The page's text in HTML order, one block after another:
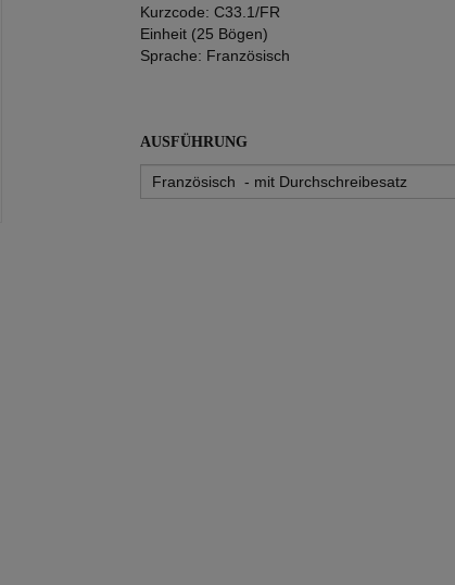
Kurzcode: C33.1/FR
Einheit (25 Bögen)
Sprache: Französisch
AUSFÜHRUNG